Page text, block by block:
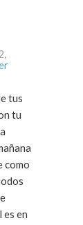
tus
tu
como
en